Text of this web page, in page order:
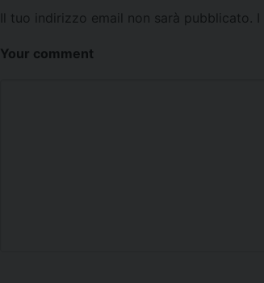
Il tuo indirizzo email non sarà pubblicato.
Your comment